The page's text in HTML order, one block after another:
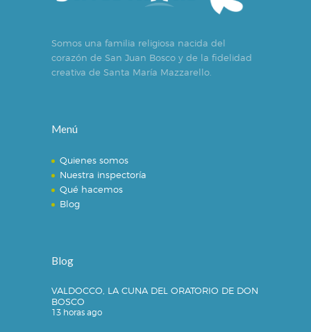
Somos una familia religiosa nacida del
corazón de San Juan Bosco y de la fidelidad
creativa de Santa María Mazzarello.
Menú
Quienes somos
Nuestra inspectoría
Qué hacemos
Blog
Blog
VALDOCCO, LA CUNA DEL ORATORIO DE DON
BOSCO
13 horas ago